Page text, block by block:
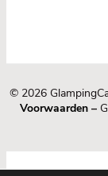
© 2026
Voorwaarden –